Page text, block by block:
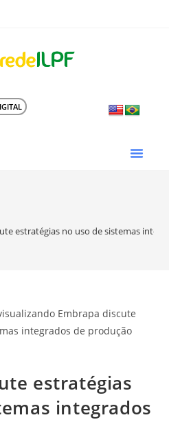
estratégias no uso de sistemas
estratégias
integrados